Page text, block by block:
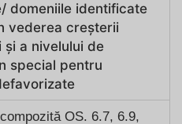
domeniile identificate
vederea creșterii
a nivelului de
special pentru
OS. 6.7, 6.9,